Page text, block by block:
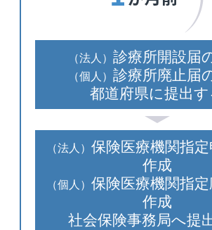
（法人） 診療所開設届
（個人） 診療所廃止届
都道府県に提出す
（法人） 保険医療機関指
作成
（個人） 保険医療機関指
作成
社会保険事務局へ提